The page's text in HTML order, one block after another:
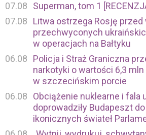
07.08
Superman, tom 1
07.08
Litwa ostrzega Rosję
przechwyconych
w operacjach na Bałtyku
06.08
Policja i Straż Graniczna
narkotyki o wartości 6,3 mln
w szczecińskim porcie
06.08
Obciążenie nuklearne i fala
doprowadziły Budapeszt
ikonicznych świateł